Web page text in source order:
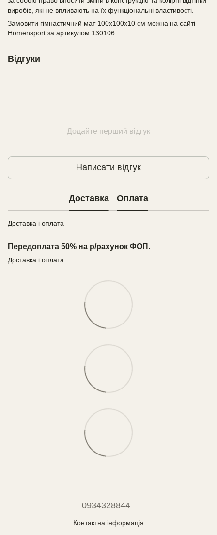
виробів, які не впливають на їх функціональні властивості.
Замовити гімнастичний мат 100х100х10 см можна на сайті
Homensport за артикулом 130106.
Відгуки
Додайте перший відгук
Написати відгук
Доставка Оплата
Доставка і оплата
Передоплата 50% на р/рахунок ФОП.
Доставка і оплата
0934328844
Контактна інформація